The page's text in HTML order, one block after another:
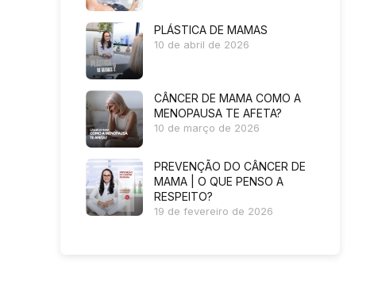
PLÁSTICA DE MAMAS
10 de abril de 2026
CÂNCER DE MAMA COMO A
MENOPAUSA TE AFETA?
10 de março de 2026
PREVENÇÃO DO CÂNCER DE
MAMA | O QUE PENSO A
RESPEITO?
19 de fevereiro de 2026